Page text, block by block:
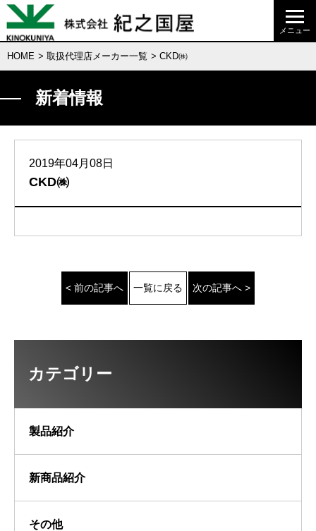
HOME > 取扱代理店メーカー一覧 > CKD㈱
新着情報
2019年04月08日
CKD㈱
< 前の記事へ 一覧に戻る 次の記事へ >
カテゴリー
製品紹介
新商品紹介
その他